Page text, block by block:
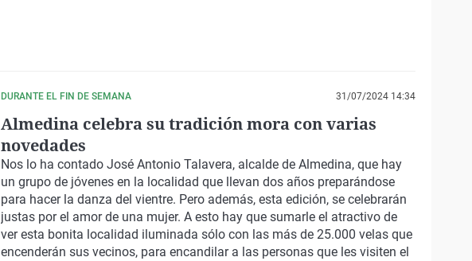
DURANTE EL FIN DE SEMANA 31/07/2024 14:34
Almedina celebra su tradición mora con varias
novedades
Nos lo ha contado José Antonio Talavera, alcalde de Almedina, que hay
un grupo de jóvenes en la localidad que llevan dos años preparándose
para hacer la danza del vientre. Pero además, esta edición, se celebrarán
justas por el amor de una mujer. A esto hay que sumarle el atractivo de
ver esta bonita localidad iluminada sólo con las más de 25.000 velas que
encenderán sus vecinos, para encandilar a las personas que les visiten el